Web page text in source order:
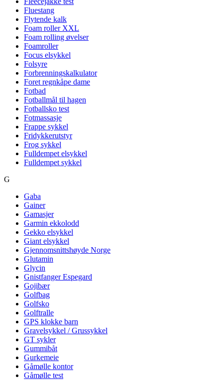
Fluestang
Flytende kalk
Foam roller XXL
Foam rolling øvelser
Foamroller
Focus elsykkel
Folsyre
Forbrenningskalkulator
Foret regnkåpe dame
Fotbad
Fotballmål til hagen
Fotballsko test
Fotmassasje
Frappe sykkel
Fridykkerutstyr
Frog sykkel
Fulldempet elsykkel
Fulldempet sykkel
G
Gaba
Gainer
Gamasjer
Garmin ekkolodd
Gekko elsykkel
Giant elsykkel
Gjennomsnittshøyde Norge
Glutamin
Glycin
Gnistfanger Espegard
Gojibær
Golfbag
Golfsko
Golftralle
GPS klokke barn
Gravelsykkel / Grussykkel
GT sykler
Gummibåt
Gurkemeie
Gåmølle kontor
Gåmølle test